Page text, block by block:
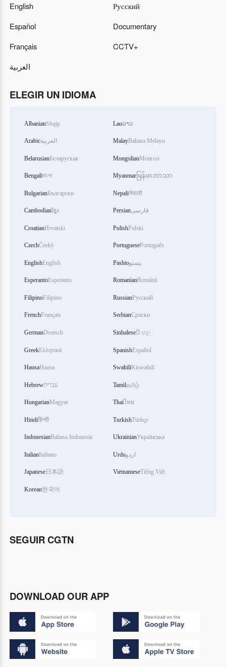
English
Español
Français
العربية
Русский
Documentary
CCTV+
ELEGIR UN IDIOMA
AlbanianShqip
Arabicالعربية
BelarusianБеларуская
Bengaliবাংলা
BulgarianБългарски
Cambodianខ្មែរ
CroatianHrvatski
CzechČeský
EnglishEnglish
EsperantoEsperanto
FilipinoFilipino
FrenchFrançais
GermanDeutsch
GreekΕλληνικά
HausaHausa
Hebrewעברית
HungarianMagyar
Hindiहिन्दी
IndonesianBahasa Indonesia
ItalianItaliano
Japanese日本語
Korean한국어
Laoລາວ
MalayBahasa Melayu
MongolianМонгол
Myanmar မြန်မာဘာသာ
Nepaliनेपाली
Persianفارسی
PolishPolski
PortuguesePortuguês
Pashtoپښتو
RomanianRomână
RussianРусский
SerbianСрпски
Sinhaleseසිංහල
SpanishEspañol
SwahiliKiswahili
Tamilதமிழ்
Thaiไทย
TurkishTürkçe
UkrainianУкраїнська
Urduاردو
VietnameseTiếng Việt
SEGUIR CGTN
DOWNLOAD OUR APP